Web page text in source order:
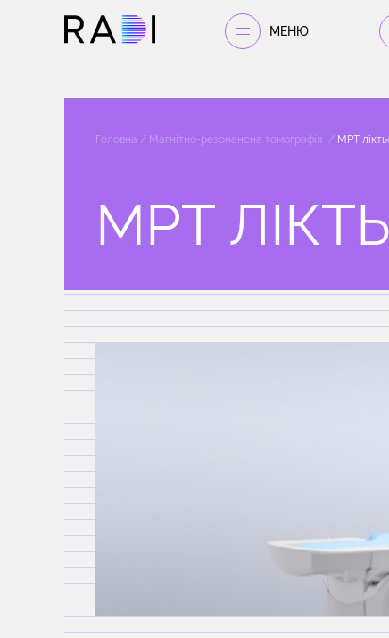
МЕНЮ
Головна Магнітно-резонансна томографія МРТ
МРТ